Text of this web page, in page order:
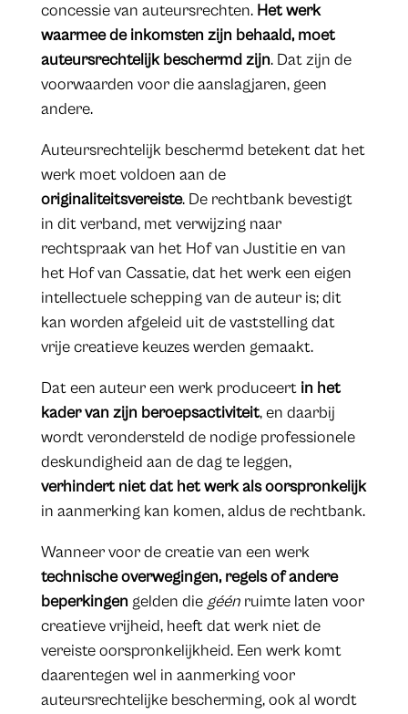
concessie van auteursrechten. Het werk
waarmee de inkomsten zijn behaald, moet
auteursrechtelijk beschermd zijn. Dat zijn de
voorwaarden voor die aanslagjaren, geen
andere.
Auteursrechtelijk beschermd betekent dat het
werk moet voldoen aan de
originaliteitsvereiste. De rechtbank bevestigt
in dit verband, met verwijzing naar
rechtspraak van het Hof van Justitie en van
het Hof van Cassatie, dat het werk een eigen
intellectuele schepping van de auteur is; dit
kan worden afgeleid uit de vaststelling dat
vrije creatieve keuzes werden gemaakt.
Dat een auteur een werk produceert in het
kader van zijn beroepsactiviteit, en daarbij
wordt verondersteld de nodige professionele
deskundigheid aan de dag te leggen,
verhindert niet dat het werk als oorspronkelijk
in aanmerking kan komen, aldus de rechtbank.
Wanneer voor de creatie van een werk
technische overwegingen, regels of andere
beperkingen gelden die géénruimte laten voor
creatieve vrijheid, heeft dat werk niet de
vereiste oorspronkelijkheid. Een werk komt
daarentegen wel in aanmerking voor
auteursrechtelijke bescherming, ook al wordt